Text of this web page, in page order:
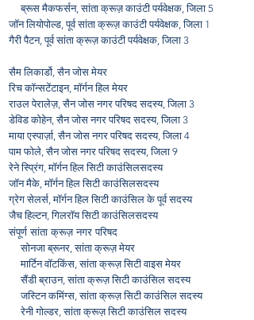
ब्रूस मैकफर्सन, सांता क्रूज़ काउंटी पर्यवेक्षक, जिला 5
जॉन लियोपोल्ड, पूर्व सांता क्रूज़ काउंटी पर्यवेक्षक, जिला 1
गैरी पैटन, पूर्व सांता क्रूज़ काउंटी पर्यवेक्षक, जिला 3
सैम लिकार्डो, सैन जोस मेयर
रिच कॉन्सटेंटाइन, मॉर्गन हिल मेयर
राउल पेरालेज़, सैन जोस नगर परिषद सदस्य, जिला 3
डेविड कोहेन, सैन जोस नगर परिषद सदस्य, जिला 3
माया एस्पार्ज़ा, सैन जोस नगर परिषद सदस्य, जिला 4
पाम फोले, सैन जोस नगर परिषद सदस्य, जिला 9
रेने स्प्रिंग, मॉर्गन हिल सिटी काउंसिलसदस्य
जॉन मैके, मॉर्गन हिल सिटी काउंसिलसदस्य
ग्रेग सेलर्स, मॉर्गन हिल सिटी काउंसिल के पूर्व सदस्य
जैच हिल्टन, गिलरॉय सिटी काउंसिलसदस्य
संपूर्ण सांता क्रूज़ नगर परिषद
सोनजा ब्रूनर, सांता क्रूज़ मेयर
मार्टिन वॉटकिंस, सांता क्रूज़ सिटी वाइस मेयर
सैंडी ब्राउन, सांता क्रूज़ सिटी काउंसिल सदस्य
जस्टिन कमिंग्स, सांता क्रूज़ सिटी काउंसिल सदस्य
रेनी गोल्डर, सांता क्रूज़ सिटी काउंसिल सदस्य